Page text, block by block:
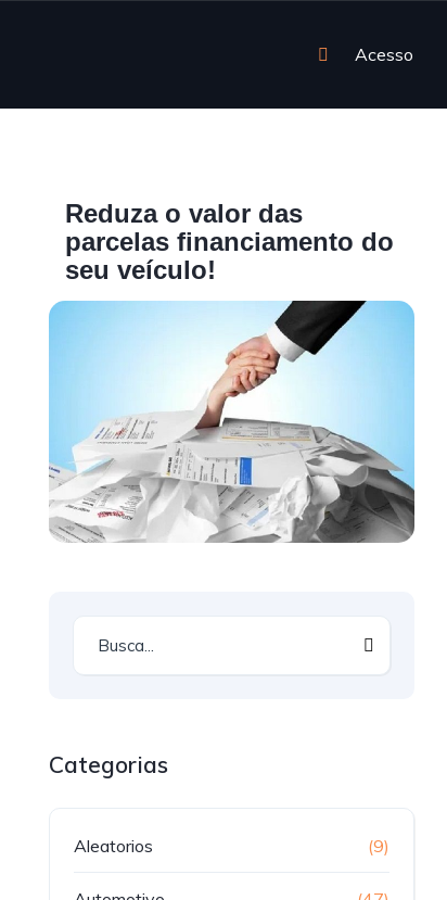
Acesso
Reduza o valor das
parcelas financiamento do
seu veículo!
Categorias
Aleatorios (9)